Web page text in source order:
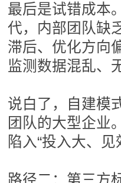
最后是试错成本
代，内部团队缺
滞后、优化方向
监测数据混乱、
说白了，自建模
团队的大型企业
陷入“投入大、
路径二：第三方